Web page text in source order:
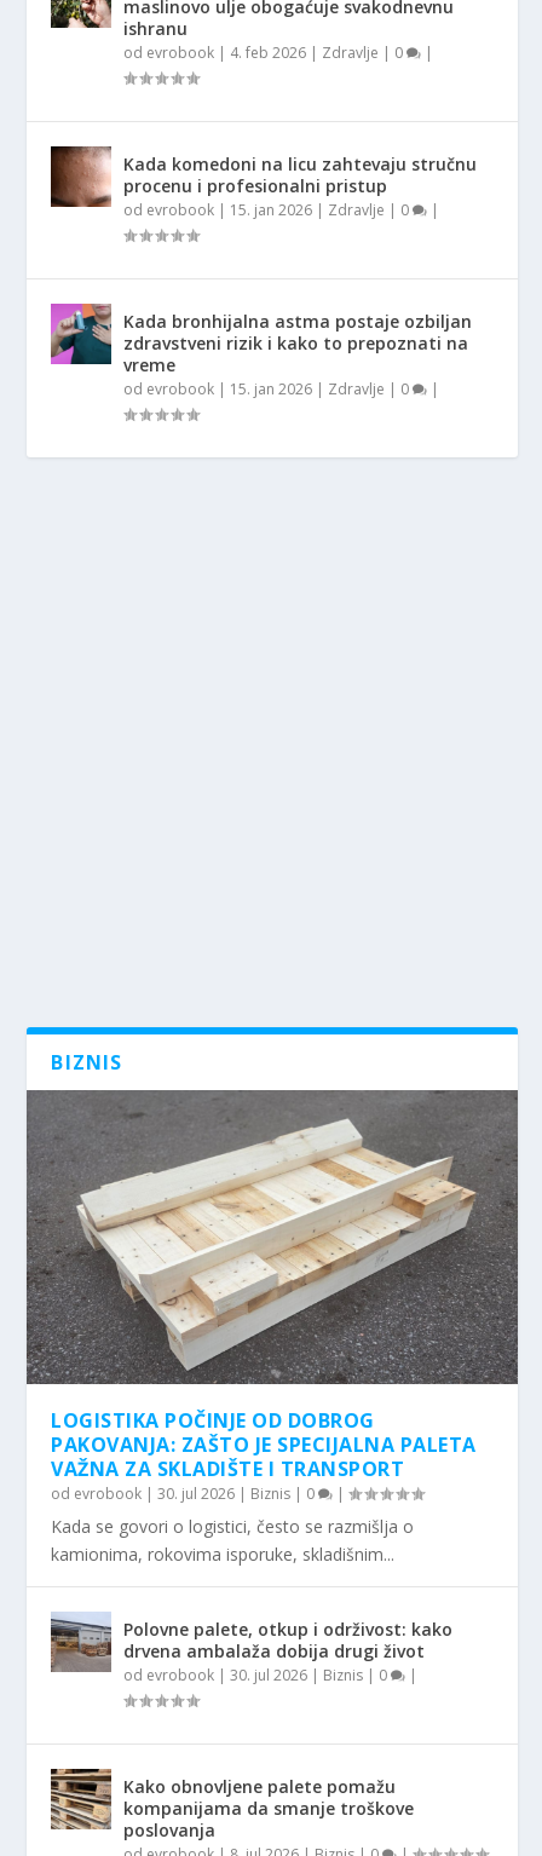
maslinovo ulje obogaćuje svakodnevnu
ishranu
od evrobook | 4. feb 2026 | Zdravlje | 0 |
Kada komedoni na licu zahtevaju stručnu
procenu i profesionalni pristup
od evrobook | 15. jan 2026 | Zdravlje | 0 |
Kada bronhijalna astma postaje ozbiljan
zdravstveni rizik i kako to prepoznati na
vreme
od evrobook | 15. jan 2026 | Zdravlje | 0 |
BIZNIS
LOGISTIKA POČINJE OD DOBROG
PAKOVANJA: ZAŠTO JE SPECIJALNA PALETA
VAŽNA ZA SKLADIŠTE I TRANSPORT
od evrobook |30. jul 2026 | Biznis | 0 |
Kada se govori o logistici, često se razmišlja o
kamionima, rokovima isporuke, skladišnim...
Polovne palete, otkup i održivost: kako
drvena ambalaža dobija drugi život
od evrobook |30. jul 2026 | Biznis | 0 |
Kako obnovljene palete pomažu
kompanijama da smanje troškove
poslovanja